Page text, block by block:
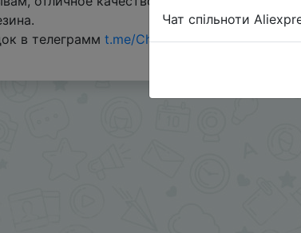
в телеграмм t.me/ChinaGoodBuy
Чат спільноти